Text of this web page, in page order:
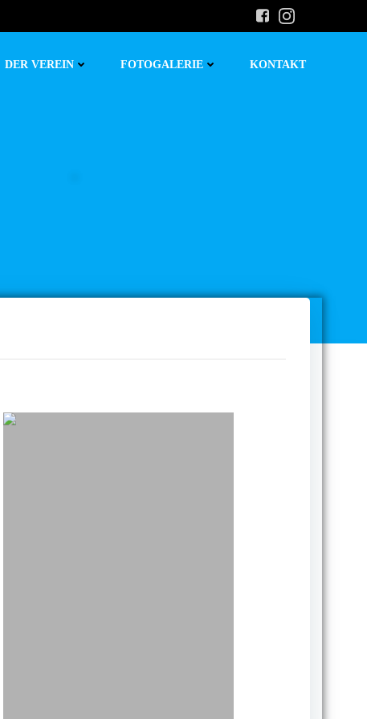
DER VEREIN FOTOGALERIE KONTAKT